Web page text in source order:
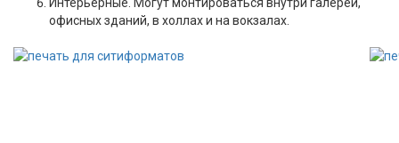
офисных зданий, в холлах и на вокзалах.